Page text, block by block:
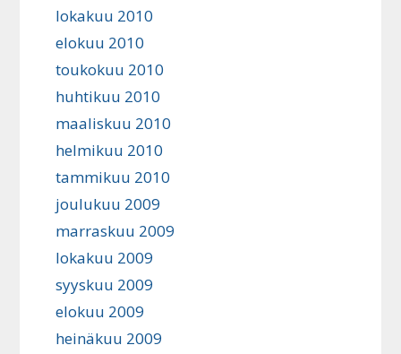
lokakuu 2010
elokuu 2010
toukokuu 2010
huhtikuu 2010
maaliskuu 2010
helmikuu 2010
tammikuu 2010
joulukuu 2009
marraskuu 2009
lokakuu 2009
syyskuu 2009
elokuu 2009
heinäkuu 2009